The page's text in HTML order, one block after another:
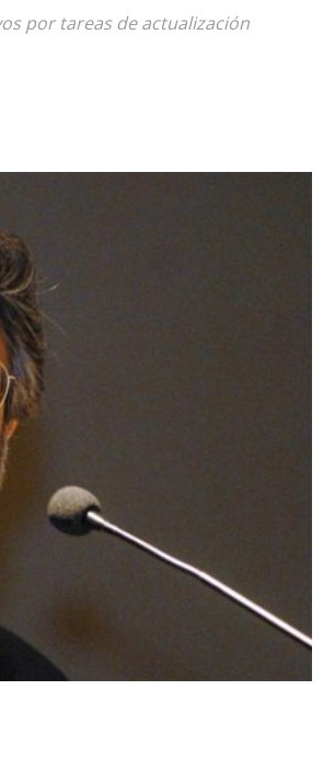
por tareas de actualización